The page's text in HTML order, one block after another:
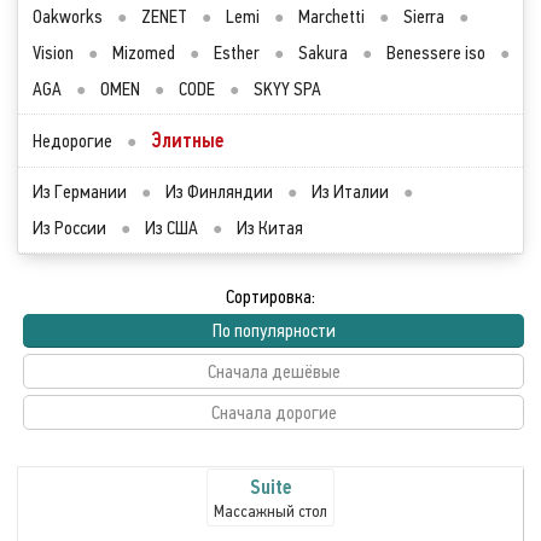
Oakworks ● ZENET ● Lemi ● Marchetti ● Sierra
●
Vision
● Mizomed ● Esther ● Sakura ● Benessere iso
●
AGA
● OMEN ● CODE ● SKYY SPA
Недорогие ● Элитные
Из Германии ● Из Финляндии ● Из Италии
●
Из России
● Из США ● Из Китая
Сортировка:
По популярности
Сначала дешёвые
Сначала дорогие
Suite
Массажный стол